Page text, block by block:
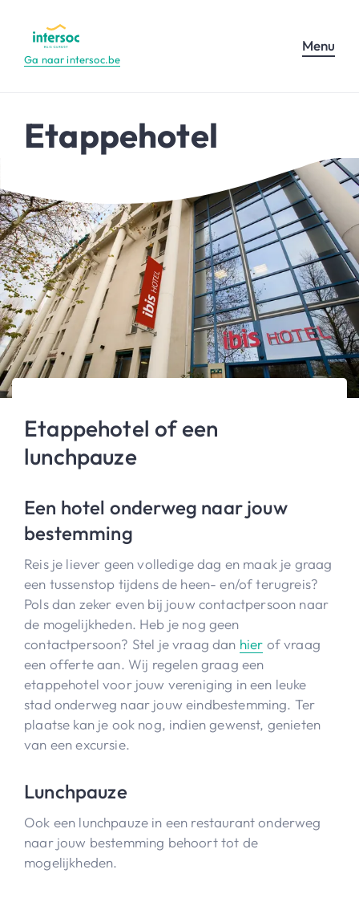
Ga naar intersoc.be
Menu
Etappehotel
Etappehotel of een
lunchpauze
Een hotel onderweg naar jouw
bestemming
Reis je liever geen volledige dag en maak je graag
een tussenstop tijdens de heen- en/of terugreis?
Pols dan zeker even bij jouw contactpersoon naar
de mogelijkheden. Heb je nog geen
contactpersoon? Stel je vraag dan hier of vraag
een offerte aan. Wij regelen graag een
etappehotel voor jouw vereniging in een leuke
stad onderweg naar jouw eindbestemming. Ter
plaatse kan je ook nog, indien gewenst, genieten
van een excursie.
Lunchpauze
Ook een lunchpauze in een restaurant onderweg
naar jouw bestemming behoort tot de
mogelijkheden.